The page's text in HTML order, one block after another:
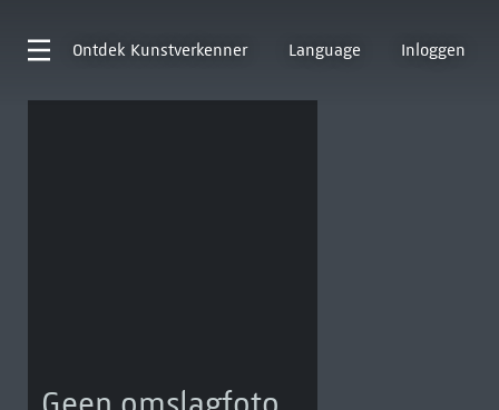
Ontdek Kunstverkenner Language Inloggen